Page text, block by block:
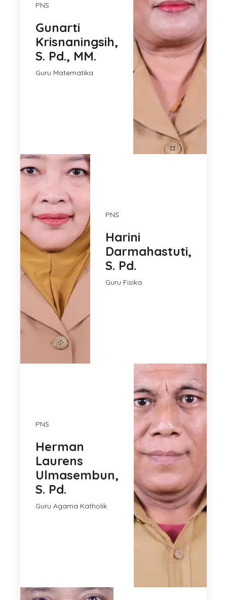
PNS
Gunarti
Krisnaningsih,
S. Pd., MM.
Guru Matematika
PNS
Harini
Darmahastuti,
S. Pd.
Guru Fisika
PNS
Herman
Laurens
Ulmasembun,
S. Pd.
Guru Agama Katholik